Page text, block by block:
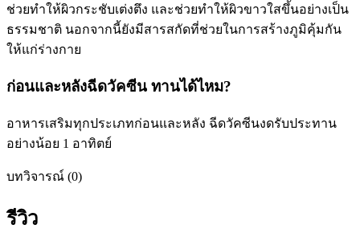
ช่วยทำให้ผิวกระชับเต่งตึง และช่วยทำให้ผิวขาวใสขึ้นอย่างเป็น
ธรรมชาติ นอกจากนี้ยังมีสารสกัดที่ช่วยในการสร้างภูมิคุ้มกัน
ให้แก่ร่างกาย
ก่อนและหลังฉีดวัคซีน ทานได้ไหม?
อาหารเสริมทุกประเภทก่อนและหลัง ฉีดวัคซีนงดรับประทาน
อย่างน้อย 1 อาทิตย์
บทวิจารณ์ (0)
รีวิว